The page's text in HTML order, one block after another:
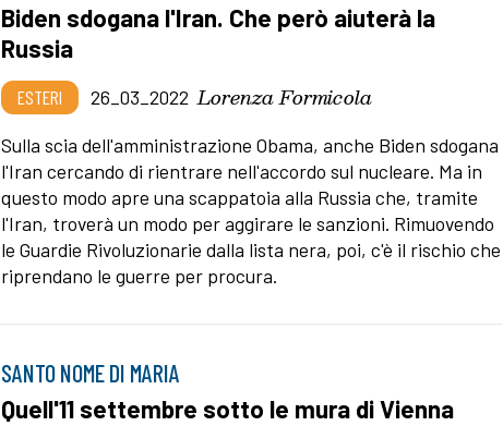
Biden sdogana l'Iran. Che però aiuterà la
Russia
ESTERI 26_03_2022 Lorenza Formicola
Sulla scia dell'amministrazione Obama, anche Biden sdogana
l'Iran cercando di rientrare nell'accordo sul nucleare. Ma in
questo modo apre una scappatoia alla Russia che, tramite
l'Iran, troverà un modo per aggirare le sanzioni. Rimuovendo
le Guardie Rivoluzionarie dalla lista nera, poi, c'è il rischio che
riprendano le guerre per procura.
SANTO NOME DI MARIA
Quell'11 settembre sotto le mura di Vienna